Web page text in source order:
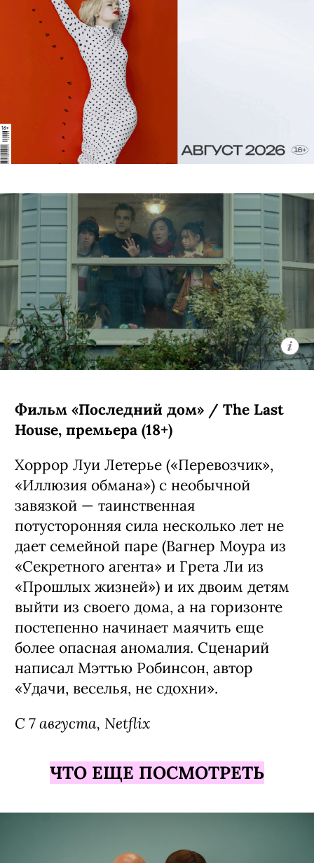
Фильм «Последний дом» / The Last
House, премьера (18+)
Хоррор Луи Летерье («Перевозчик»,
«Иллюзия обмана») с необычной
завязкой — таинственная
потусторонняя сила несколько лет не
дает семейной паре (Вагнер Моура из
«Секретного агента» и Грета Ли из
«Прошлых жизней») и их двоим детям
выйти из своего дома, а на горизонте
постепенно начинает маячить еще
более опасная аномалия. Сценарий
написал Мэттью Робинсон, автор
«Удачи, веселья, не сдохни».
С 7 августа, Netflix
ЧТО ЕЩЕ ПОСМОТРЕТЬ